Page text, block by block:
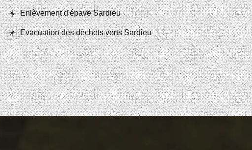
Enlèvement d'épave Sardieu
Evacuation des déchets verts Sardieu